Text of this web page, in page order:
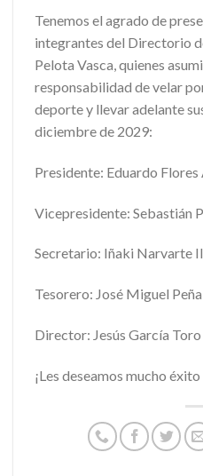
Tenemos el agrado de
integrantes del Directorio
Pelota Vasca, quienes
responsabilidad de velar
deporte y llevar adelante
diciembre de 2029:
Presidente: Eduardo Flores
Vicepresidente: Sebastián
Secretario: Iñaki Narvarte
Tesorero: José Miguel
Director: Jesús García Toro
¡Les deseamos mucho